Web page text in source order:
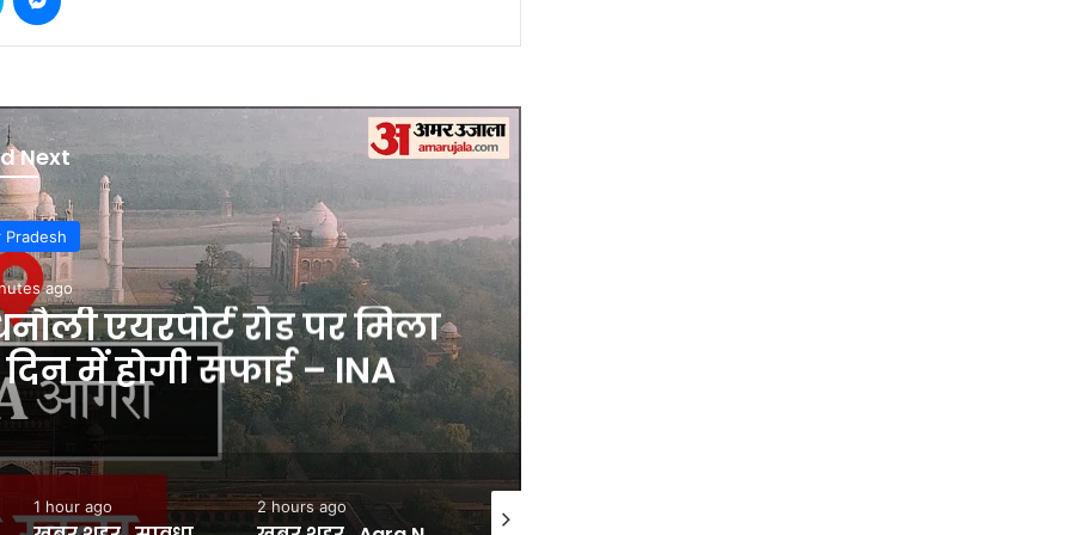
Next
Pradesh
ago
: वैश्विक संकट की मार से
दरी उद्योग – INA
2 hours ago 2 hours ago 17 minutes ago